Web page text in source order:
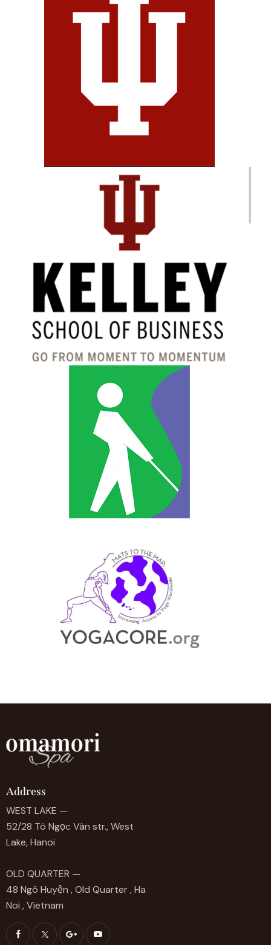
Address
WEST LAKE —
52/28 Tô Ngọc Vân str., West
Lake, Hanoi
OLD QUARTER —
48 Ngõ Huyện , Old Quarter , Ha
Noi , Vietnam